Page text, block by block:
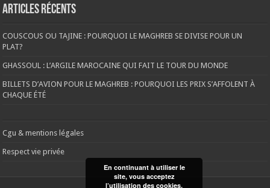
Articles récents
COUSCOUS OU TAJINE : POURQUOI LE MAGHREB SE DIVISE POUR UN
PLAT?
GHASSOUL : L’ARGILE MAROCAINE QUI FAIT LE TOUR DU MONDE
BILLETS D’AVION POUR LE MAGHREB : POURQUOI LES PRIX S’AFFOLENT À
CHAQUE ÉTÉ
Cgu & mentions légales
Respect vie privée
En continuant à utiliser le
site, vous acceptez
l’utilisation des cookies.